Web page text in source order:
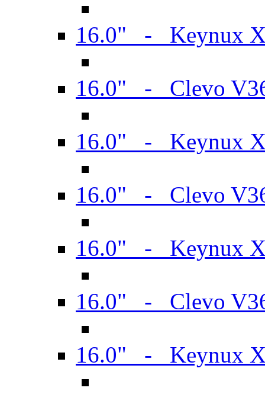
16.0" - Keynux
16.0" - Clevo
16.0" - Keynux
16.0" - Clevo
16.0" - Keynux
16.0" - Clevo
16.0" - Keynux